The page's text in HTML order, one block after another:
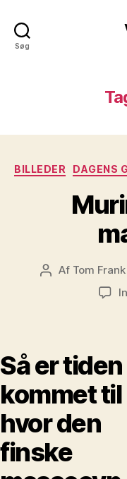
Søg
BILLEDER DAGENS
Af Tom
Så er tiden
kommet til
hvor den
finske